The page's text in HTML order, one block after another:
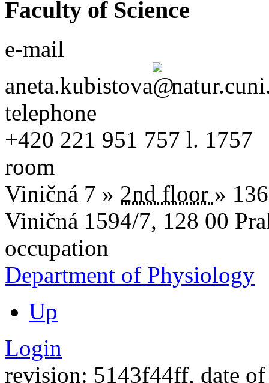
Faculty of Science
e-mail
aneta.kubistova
telephone
+420 221 951 757 l. 1757
room
Viničná 7 » 2nd floor » 136
Viničná 1594/7, 128 00
occupation
Department of Physiology
Up
Login
revision: 5143f44ff, date